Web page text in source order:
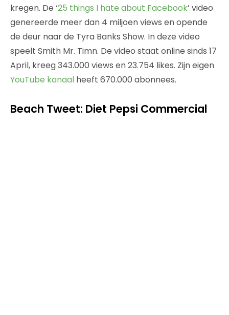
kregen. De ‘25 things I hate about Facebook’ video
genereerde meer dan 4 miljoen views en opende
de deur naar de Tyra Banks Show. In deze video
speelt Smith Mr. Timn. De video staat online sinds 17
April, kreeg 343.000 views en 23.754 likes. Zijn eigen
YouTube kanaal heeft 670.000 abonnees.
Beach Tweet: Diet Pepsi Commercial